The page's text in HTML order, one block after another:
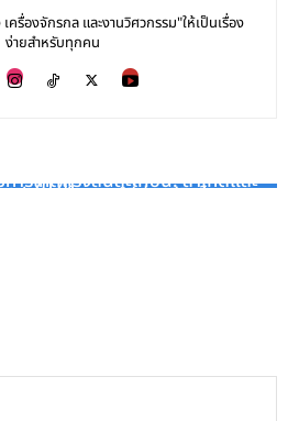
ครื่องจักรกล และงานวิศวกรรม"ให้เป็นเรื่อง
ง่ายสำหรับทุกคน
2020
รเกิดแรงสั่นสะเทือน: สาเหตุและ
วัสดุมหัศจรรย์ที่ช่วยชีวิตในวงการ